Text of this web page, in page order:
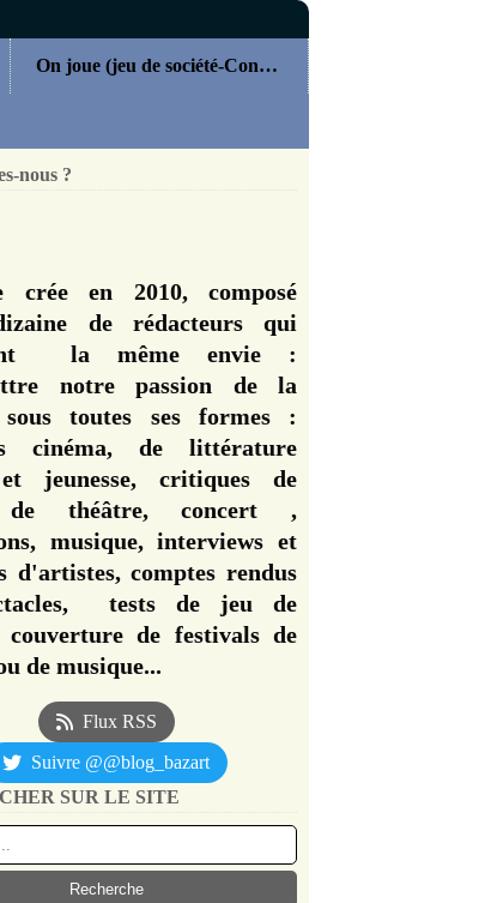
On joue (jeu de société-Concours)
nous ?
crée en 2010, composé
de rédacteurs qui
la même envie :
notre passion de la
toutes ses formes :
cinéma, de littérature
jeunesse, critiques de
de théâtre, concert ,
musique, interviews et
d'artistes, comptes rendus
tests de jeu de
couverture de festivals de
de musique...
Flux RSS
Suivre @@blog_bazart
SUR LE SITE